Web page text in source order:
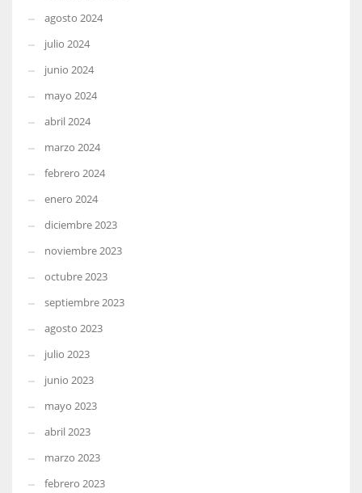
agosto 2024
julio 2024
junio 2024
mayo 2024
abril 2024
marzo 2024
febrero 2024
enero 2024
diciembre 2023
noviembre 2023
octubre 2023
septiembre 2023
agosto 2023
julio 2023
junio 2023
mayo 2023
abril 2023
marzo 2023
febrero 2023